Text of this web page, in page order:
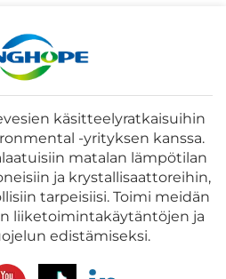
käsitteelyratkaisuihin
-yrityksen kanssa.
matalan lämpötilan
ja krystallisaattoreihin,
tarpeisiisi. Toimi meidän
liiketoimintakäytäntöjen ja
edistämiseksi.